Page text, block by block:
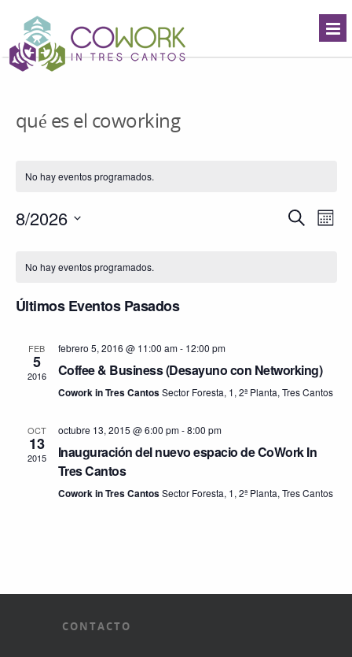
qué es el coworking
No hay eventos programados.
Buscar
de
Mes
8/2026
deNo hay eventos programados.
Últimos Eventos Pasados
FEB
5
2016
febrero 5, 2016 @ 11:00 am- 12:00 pm
Coffee & Business (Desayuno con Networking)
Cowork in Tres CantosSector Foresta, 1, 2ª Planta, Tres Cantos
OCT
13
2015
octubre 13, 2015 @ 6:00 pm-8:00 pm
Inauguración del nuevo espacio de CoWork In
Tres Cantos
Cowork in Tres CantosSector Foresta, 1, 2ª Planta, Tres Cantos
CONTACTO